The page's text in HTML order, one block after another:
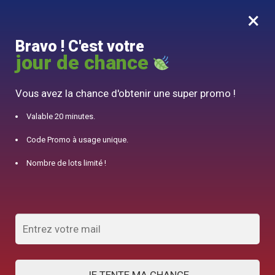
0
10% offert pour 50€ d’achats avec le code DJINN10
×
Bravo ! C'est votre
jour de chance
Vous avez la chance d'obtenir une super promo !
Valable 20 minutes.
Code Promo à usage unique.
Nombre de lots limité !